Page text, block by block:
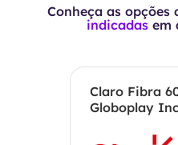
Conheça as
indicadas em
Claro Fibra
Globoplay